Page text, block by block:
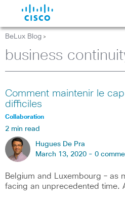
BeLux Blog >
business
Comment maintenir le
difficiles
Collaboration
2 min read
Hugues De Pra
March 13, 2020 - 0
Belgium and Luxembourg – as
facing an unprecedented time.